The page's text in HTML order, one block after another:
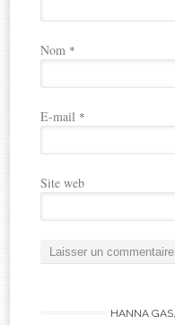
Nom *
E-mail *
Site web
HANNA GAS,